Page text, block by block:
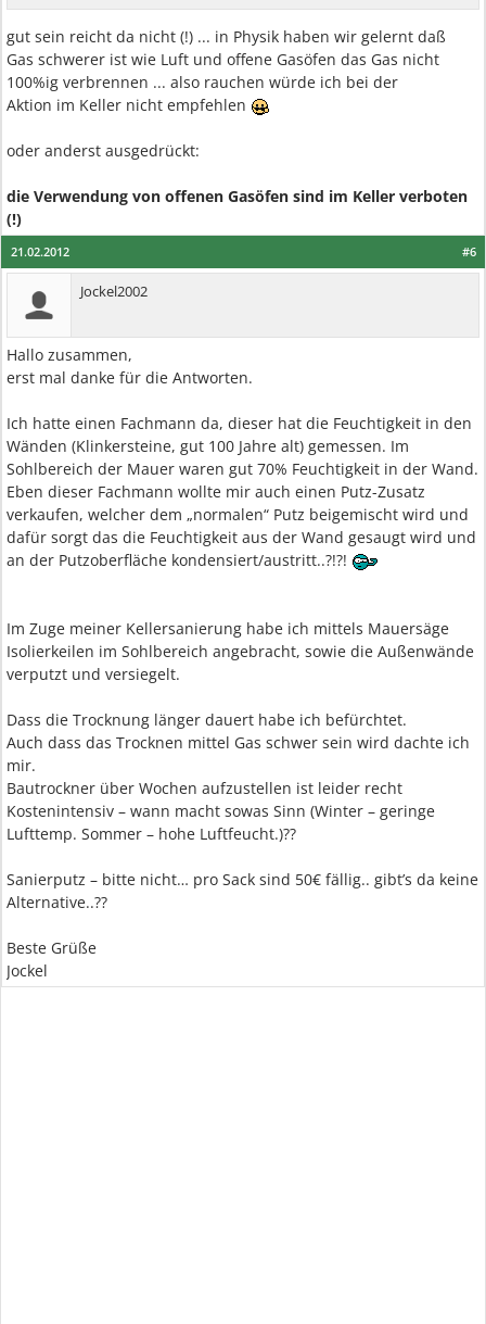
gut sein reicht da nicht (!) ... in Physik haben wir gelernt daß
Gas schwerer ist wie Luft und offene Gasöfen das Gas nicht
100%ig verbrennen ... also rauchen würde ich bei der
Aktion im Keller nicht empfehlen
oder anderst ausgedrückt:
die Verwendung von offenen Gasöfen sind im Keller verboten
(!)
#6
21.02.2012
Jockel2002
Hallo zusammen,
erst mal danke für die Antworten.
Ich hatte einen Fachmann da, dieser hat die Feuchtigkeit in den
Wänden (Klinkersteine, gut 100 Jahre alt) gemessen. Im
Sohlbereich der Mauer waren gut 70% Feuchtigkeit in der Wand.
Eben dieser Fachmann wollte mir auch einen Putz-Zusatz
verkaufen, welcher dem „normalen“ Putz beigemischt wird und
dafür sorgt das die Feuchtigkeit aus der Wand gesaugt wird und
an der Putzoberfläche kondensiert/austritt..?!?!
Im Zuge meiner Kellersanierung habe ich mittels Mauersäge
Isolierkeilen im Sohlbereich angebracht, sowie die Außenwände
verputzt und versiegelt.
Dass die Trocknung länger dauert habe ich befürchtet.
Auch dass das Trocknen mittel Gas schwer sein wird dachte ich
mir.
Bautrockner über Wochen aufzustellen ist leider recht
Kostenintensiv – wann macht sowas Sinn (Winter – geringe
Lufttemp. Sommer – hohe Luftfeucht.)??
Sanierputz – bitte nicht… pro Sack sind 50€ fällig.. gibt’s da keine
Alternative..??
Beste Grüße
Jockel